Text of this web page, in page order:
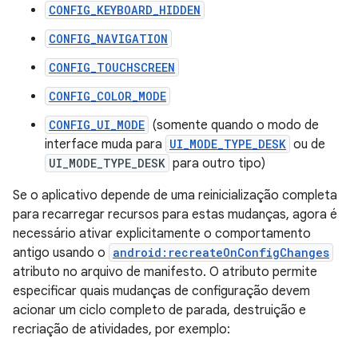
CONFIG_KEYBOARD_HIDDEN
CONFIG_NAVIGATION
CONFIG_TOUCHSCREEN
CONFIG_COLOR_MODE
CONFIG_UI_MODE (somente quando o modo de
interface muda para UI_MODE_TYPE_DESK ou de
UI_MODE_TYPE_DESK para outro tipo)
Se o aplicativo depende de uma reinicialização completa
para recarregar recursos para estas mudanças, agora é
necessário ativar explicitamente o comportamento
antigo usando o android:recreateOnConfigChanges
atributo no arquivo de manifesto. O atributo permite
especificar quais mudanças de configuração devem
acionar um ciclo completo de parada, destruição e
recriação de atividades, por exemplo: